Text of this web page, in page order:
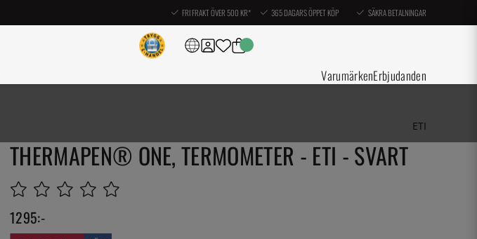
FRI FRAKT ÖVER 500 KR* 365 DAGARS ÖPPET KÖP SÄKRA BETALNINGAR
VarumärkenErbjudanden
ETI
THERMAPEN® ONE, TERMOMETER - ETI - SVART
1295:-